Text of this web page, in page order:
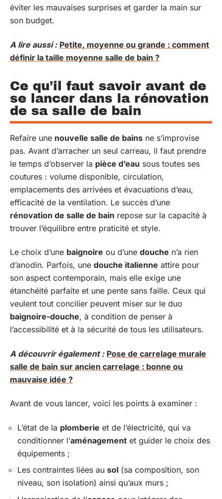
éviter les mauvaises surprises et garder la main sur
son budget.
A lire aussi : Petite, moyenne ou grande : comment
définir la taille moyenne salle de bain ?
Ce qu’il faut savoir avant de
se lancer dans la rénovation
de sa salle de bain
Refaire une nouvelle salle de bains ne s’improvise
pas. Avant d’arracher un seul carreau, il faut prendre
le temps d’observer la pièce d’eau sous toutes ses
coutures : volume disponible, circulation,
emplacements des arrivées et évacuations d’eau,
efficacité de la ventilation. Le succès d’une
rénovation de salle de bain repose sur la capacité à
trouver l’équilibre entre praticité et style.
Le choix d’une baignoire ou d’une douche n’a rien
d’anodin. Parfois, une douche italienne attire pour
son aspect contemporain, mais elle exige une
étanchéité parfaite et une pente sans faille. Ceux qui
veulent tout concilier peuvent miser sur le duo
baignoire-douche, à condition de penser à
l’accessibilité et à la sécurité de tous les utilisateurs.
A découvrir également : Pose de carrelage murale
salle de bain sur ancien carrelage : bonne ou
mauvaise idée ?
Avant de vous lancer, voici les points à examiner :
L’état de la plomberie et de l’électricité, qui va
conditionner l’aménagement et guider le choix des
équipements ;
Les contraintes liées au sol (sa composition, son
niveau, son isolation) ainsi qu’aux murs ;